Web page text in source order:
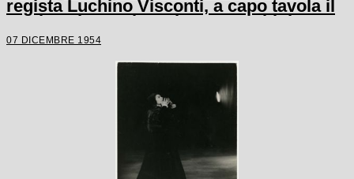
regista Luchino Visconti, a capo tavola il
marito Giovanni Battista Meneghini, a
sinistra del quale è seduto il
Antonio Ghiringhelli
07 DICEMBRE 1954